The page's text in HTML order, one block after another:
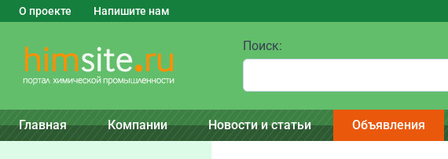
О проекте Напишите нам
Поиск:
Главная Компании Новости и статьи Объявления